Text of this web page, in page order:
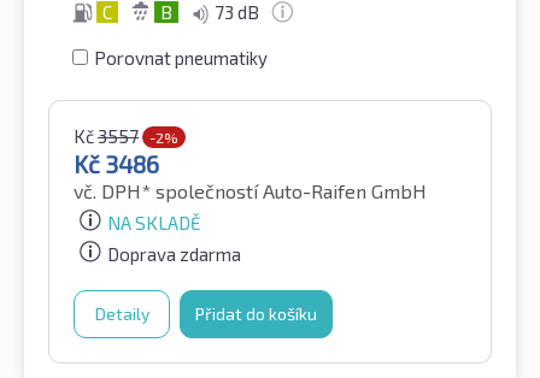
C B 73 dB
Porovnat pneumatiky
Kč3557 -2%
Kč 3486
vč. DPH* společností Auto-Raifen GmbH
NA SKLADĚ
Doprava zdarma
Detaily Přidat do košíku